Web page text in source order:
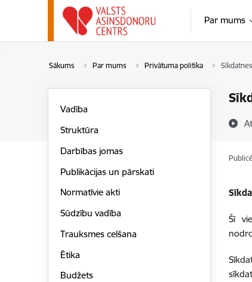
Pāriet uz lapas saturu
Par mums
Sākums Par mums Privātuma politika Sīkdatnes
Vadība
Struktūra
Darbības jomas
Publikācijas un pārskati
Normatīvie akti
Sūdzību vadība
Trauksmes celšana
Ētika
Budžets
Šī